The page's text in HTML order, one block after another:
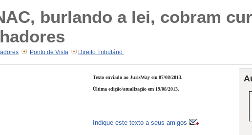
burlando a lei, cobram
Ponto de Vista Direito Tributário
Texto enviado ao JurisWay em 07/08/2013.
Última edição/atualização em 19/08/2013.
Indique este texto a seus amigos